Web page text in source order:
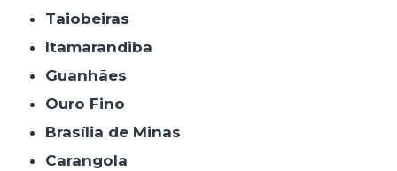
Taiobeiras
Itamarandiba
Guanhães
Ouro Fino
Brasília de Minas
Carangola